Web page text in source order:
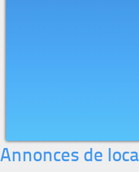
Annonces de